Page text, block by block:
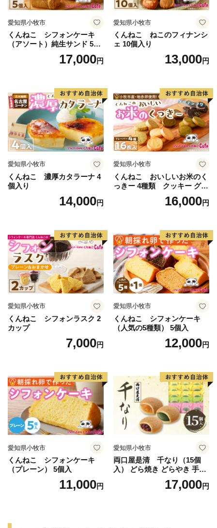
愛知県小牧市
くんねこ シフォンケーキ
（アソート）純生サンド 5個
17,000円
愛知県小牧市
くんねこ ねこのフィナンシ
ェ 10個入り
13,000円
愛知県小牧市
くんねこ 濃厚カタラーナ 4
個入り
14,000円
愛知県小牧市
くんねこ おいしいお米のく
っきー 4種類 クッキー グル
16,000円
愛知県小牧市
くんねこ シフォンラスク 2
カップ
7,000円
愛知県小牧市
くんねこ シフォンケーキ
（人気の5種類） 5個入
12,000円
愛知県小牧市
くんねこ シフォンケーキ
（プレーン） 5個入
11,000円
愛知県小牧市
両口屋是清 千なり（15個
入） どら焼き どらやき 手土
産 お土産 土産 丹波大納言小
豆 抹茶 林檎 りんご 慶事 お
17,000円